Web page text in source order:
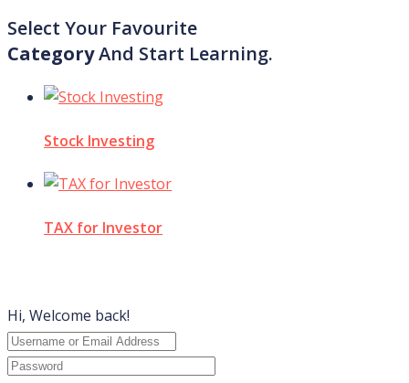
Select Your Favourite
CategoryAnd Start Learning.
Stock Investing
TAX for Investor
Hi, Welcome back!